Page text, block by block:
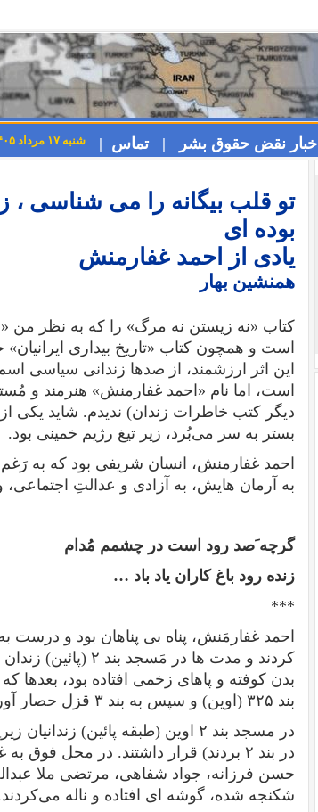
اخبار نقض حقوق بشر | تماس | شنبه ۱۷ مرداد ۱۴۰۵ / Saturday 8th August 2026
تو قلب بیگانه را می شناسی ،
بوده ای
یادی از احمد غفارمنش
همنشین بهار
کتاب «نه زیستن نه مرگ» ‌را که به نظر من
است و همچون کتاب «تاریخ بیداری ایرانیان»
این اثر ارزشمند، از صدها زندانی سیاسی
است، اما نام «احمد غفارمنش» هنرمند و
دیگر کتب خاطرات زندان) ندیدم. شاید یکی از
بستر به سر می‌بُرد، زیر تیغ رژیم خمینی بود.
احمد غفارمنش، انسان شریفی بود كه به
به آرمان هایش، به آزادی و عدالتِ اجتماعی،
گرچه َصد رود است در چشمم مُدام
زنده رود باغ کاران یاد باد …
***
احمد غفارمَنش، پناه بی پناهان بود و
کردند و مدت ها در مَسجد بند ۲ (
پائین)
بدن کوفته و پاهای زخمی افتاده بود،
بند ۳۲۵ (اوین) و سپس به بند ۳ قزل حصار
در مسجد بند ۲ اوین (طبقه پائین) زندانیان
در بند ۲ بردند) قرار داشتند. در محل فوق به
حسن فرزانه، جواد شفاهی، مرتضی ملا
شکنجه شده، گوشه ای افتاده و ناله